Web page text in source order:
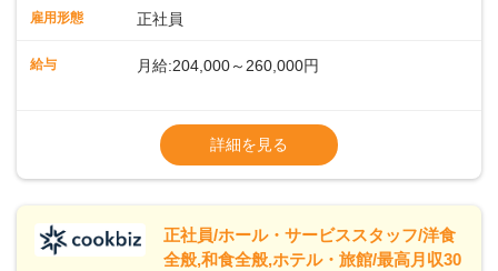
業務に馴染める環境です。「カフェの接客は初めて」という
ッフとして経験を積んだ後、店長を目指してみませんか。売
よ♪あなたも、無理なくステップアップできる環境で、少しず
つ成長していきませんか？
雇用形態 正社員
給与 月給:204,000～260,000円
ます・東日本エリア：月給21万4000～27万
※経験・スキルを考慮の上、決定します。
※別途、残業代および各種手当あり
※試用期間なし
■店長職： ・西日本／月給26万7500円
詳細を見る
正社員/ホール・サービススタッフ/洋食
全般,和食全般,ホテル・旅館/最高月収30